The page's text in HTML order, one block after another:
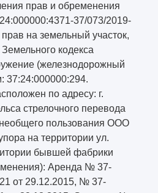
прав и обременения
37/073/2019-
на земельный участок,
кодекса
(железнодорожный
37:24:000000:294.
по адресу: г.
стрелочного перевода
пользования ООО
на территории ул.
бывшей фабрики
Аренда № 37-
от 29.12.2015, № 37-